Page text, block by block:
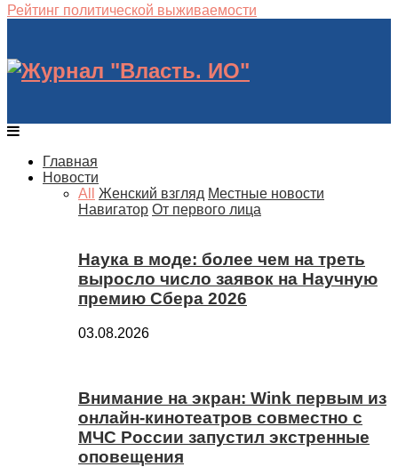
Рейтинг политической выживаемости
Главная
Новости
All
Женский взгляд Местные новости
Навигатор От первого лица
Наука в моде: более чем на треть
выросло число заявок на Научную
премию Сбера 2026
03.08.2026
Внимание на экран: Wink первым из
онлайн-кинотеатров совместно с
МЧС России запустил экстренные
оповещения